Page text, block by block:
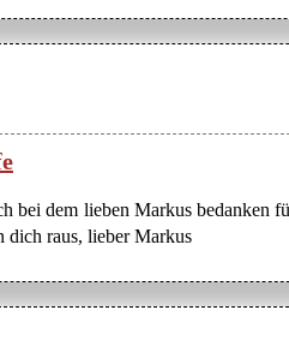
bei dem lieben Markus bedanken
dich raus, lieber Markus